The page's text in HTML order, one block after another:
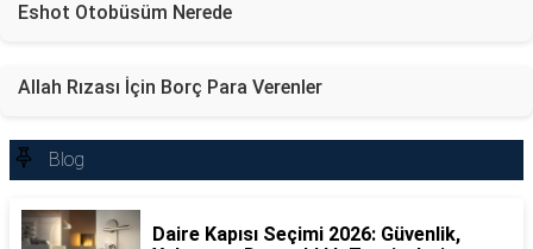
Eshot Otobüsüm Nerede
Allah Rızası İçin Borç Para Verenler
Blog
Daire Kapısı Seçimi 2026: Güvenlik,